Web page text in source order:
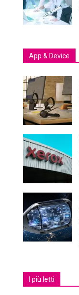
App & Device
I più letti